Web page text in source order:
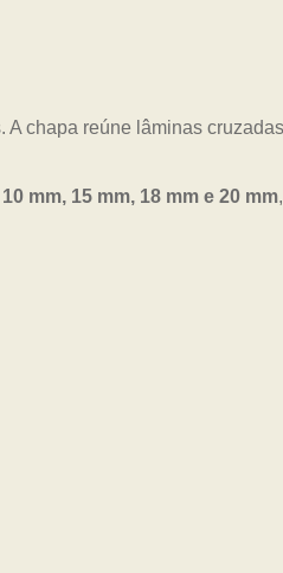
chapa reúne lâminas
10 mm, 15 mm, 18 mm e 20 mm